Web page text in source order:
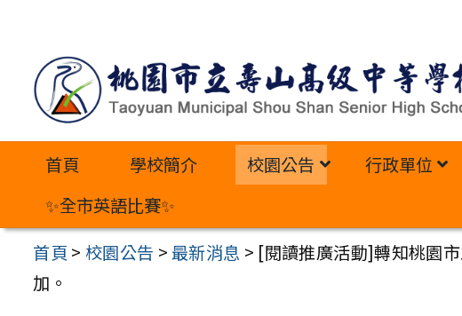
內
首頁 學校簡介 校園公告 行政單位
✨全市英語比賽✨
首頁 > 校園公告 >最新消息 > [閱讀推廣活動]轉知桃園
加。